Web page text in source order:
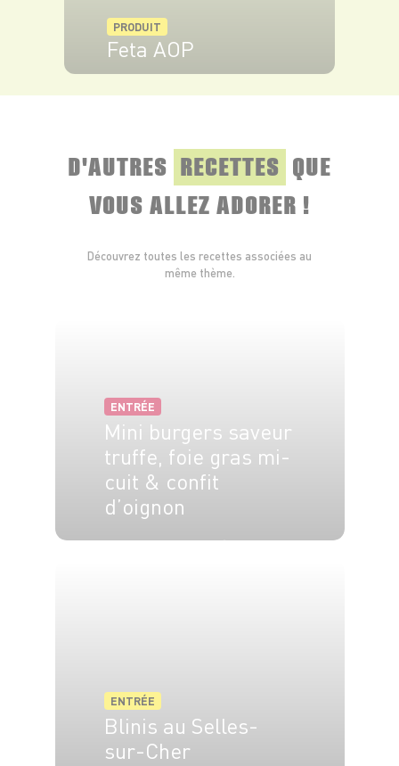
PRODUIT
Feta AOP
D'AUTRES RECETTES QUE
VOUS ALLEZ ADORER !
Découvrez toutes les recettes associées au
même thème.
ENTRÉE
Mini burgers saveur
truffe, foie gras mi-
cuit & confit
d’oignon
ENTRÉE
Blinis au Selles-
sur-Cher